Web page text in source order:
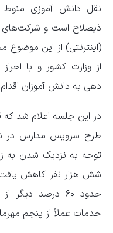
نقل دانش آموزی
ذیصلاح است و شرکت‌های
(اینترنتی) از این
از وزارت کشور و با
دهی به دانش آموزان
طرح سرویس مدارس در
توجه به نزدیک شدن به
شش هزار نفر کاهش یافت
حدود ۶۰ درصد
خدمات عملاً از پنجم